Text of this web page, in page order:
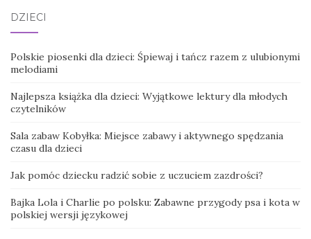
DZIECI
Polskie piosenki dla dzieci: Śpiewaj i tańcz razem z ulubionymi
melodiami
Najlepsza książka dla dzieci: Wyjątkowe lektury dla młodych
czytelników
Sala zabaw Kobyłka: Miejsce zabawy i aktywnego spędzania
czasu dla dzieci
Jak pomóc dziecku radzić sobie z uczuciem zazdrości?
Bajka Lola i Charlie po polsku: Zabawne przygody psa i kota w
polskiej wersji językowej